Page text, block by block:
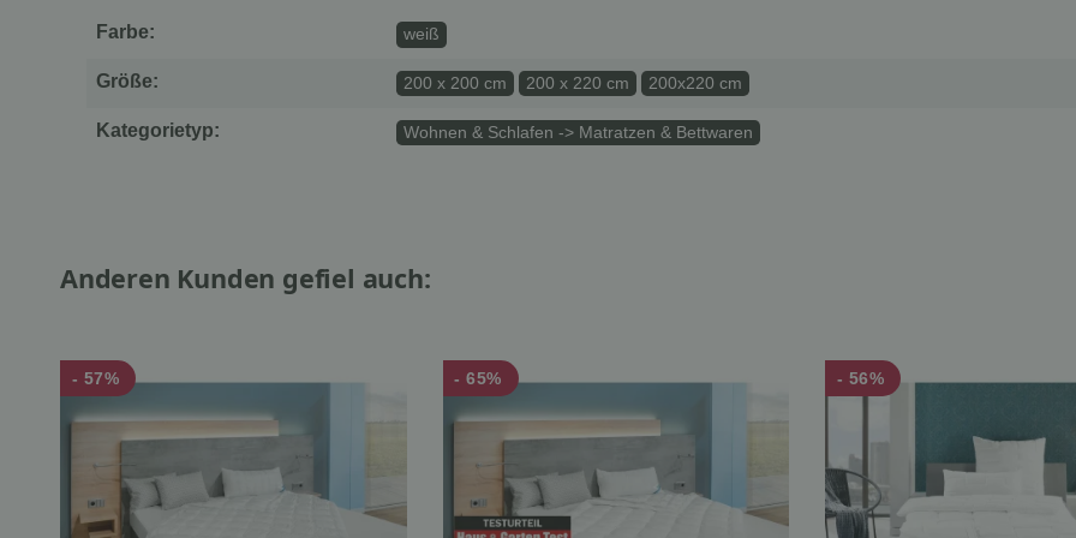
Farbe: weiß
Größe: 200 x 200 cm 200 x 220 cm 200x220 cm
Kategorietyp: Wohnen & Schlafen -> Matratzen & Bettwaren
Anderen Kunden gefiel auch:
- 57% - 65% - 56%